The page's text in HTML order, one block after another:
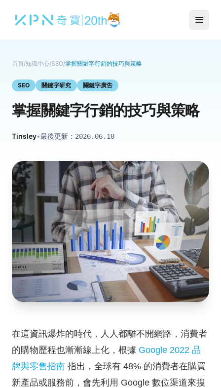
首頁/知識中心/SEO/掌握關鍵字行銷的技巧與策略
SEO 關鍵字研究 關鍵字廣告
掌握關鍵字行銷的技巧與策略
Tinsley•最後更新： 2026.06.10
在這資訊爆炸的時代，人人都離不開網路，消費者
的購物歷程也漸漸線上化，根據 Google 2022 品
牌與零售指南 指出，全球有 48% 的消費者在購買
新產品或服務前，會先利用 Google 數位渠道來搜